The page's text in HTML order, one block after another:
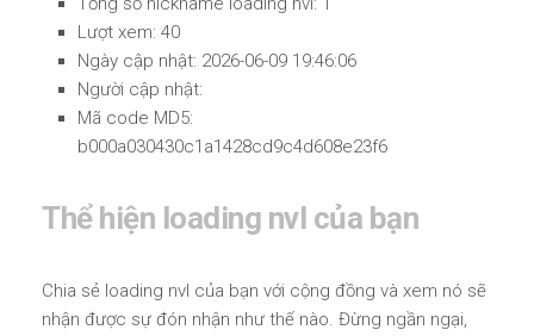
Lượt xem: 40
Ngày cập nhật: 2026-06-09 19:46:06
Người cập nhật:
Mã code MD5:
b000a030430c1a1428cd9c4d608e23f6
Thể hiện loading nvl của bạn
Chia sẻ loading nvl của bạn với cộng đồng và xem nó sẽ
nhận được sự đón nhận như thế nào. Đừng ngần ngại,